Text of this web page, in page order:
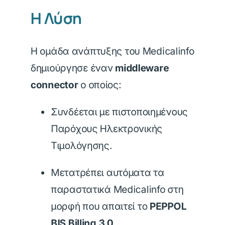
Η Λύση
Η ομάδα ανάπτυξης του Medicalinfo
δημιούργησε έναν middleware
connectorο οποίος:
Συνδέεται με πιστοποιημένους
Παρόχους Ηλεκτρονικής
Τιμολόγησης.
Μετατρέπει αυτόματα τα
παραστατικά Medicalinfo στη
μορφή που απαιτεί το PEPPOL